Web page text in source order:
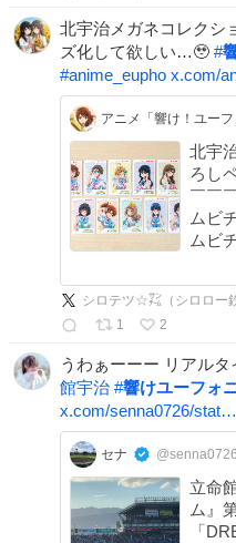
北宇治メガネコレクシ
ズ化して欲しい…🥹 #
#anime_eupho x.com/
アニメ「響け！ユー
北宇
ろし
￣￣
ムビ
ムビ
ビチ
ト！
売中
1
2
うわぁーーー リアル
館宇治 #響けユーフォ
x.com/senna0726/stat…
セナ @senna0726
立命
ム』
「